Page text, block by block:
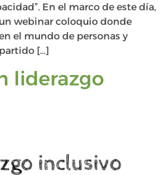
En el marco de este día,
webinar coloquio donde
el mundo de personas y
[…]
liderazgo